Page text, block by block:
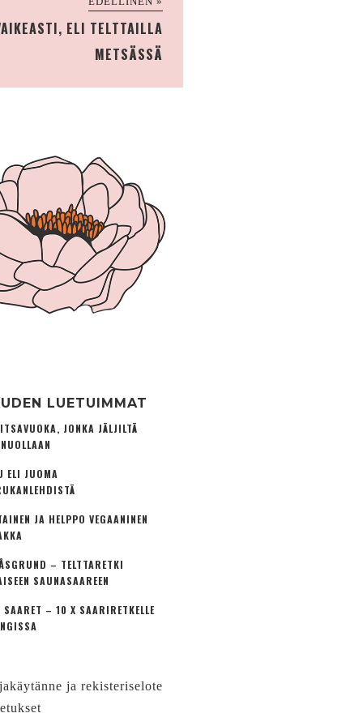
ELI TELTTAILLA
METSÄSSÄ
LUETUIMMAT
JONKA JÄLJILTÄ
ELI JUOMA
JA HELPPO VEGAANINEN
– TELTTARETKI
SAUNASAAREEN
SAARET – 10 X SAARIRETKELLE
ja rekisteriselote